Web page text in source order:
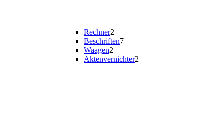
Rechner2
Beschriften7
Waagen2
Aktenvernichter2